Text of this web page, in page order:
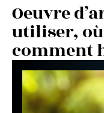
Oeuvre
utiliser,
comment